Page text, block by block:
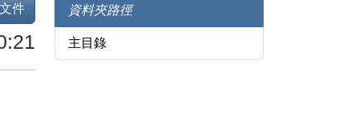
件
資料夾路徑
主目錄